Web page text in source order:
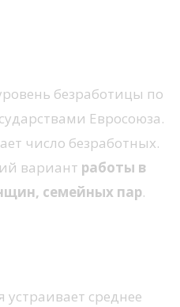
безработицы по
Евросоюза.
число безработных.
вариант работы в
семейных пар.
устраивает среднее